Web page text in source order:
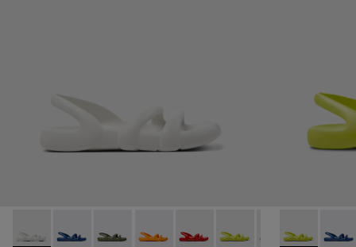
Kobarah Flat - K100957-013 - Sandàlia de color blanc.
Kobarah Flat - K100957-021 - Sandàlies sintètiques
Kobarah Flat - K100957-018 - Sandàlies
Kobarah Flat - K100957-017 -
Kobarah Flat - K100957-015 -
Kobarah Flat -Kobarah Flat -
Kobarah
Kobarah